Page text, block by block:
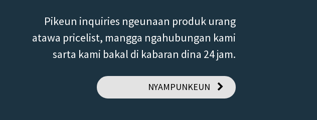
Pikeun inquiries ngeunaan produk urang
atawa pricelist, mangga ngahubungan kami
sarta kami bakal di kabaran dina 24 jam.
NYAMPUNKEUN